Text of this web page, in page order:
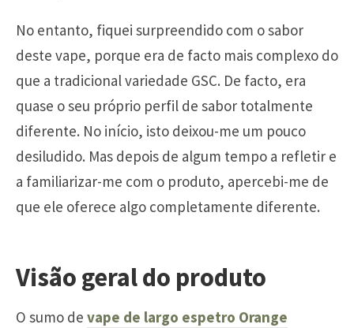
No entanto, fiquei surpreendido com o sabor
deste vape, porque era de facto mais complexo do
que a tradicional variedade GSC. De facto, era
quase o seu próprio perfil de sabor totalmente
diferente. No início, isto deixou-me um pouco
desiludido. Mas depois de algum tempo a refletir e
a familiarizar-me com o produto, apercebi-me de
que ele oferece algo completamente diferente.
Visão geral do produto
O sumo de vape de largo espetro Orange